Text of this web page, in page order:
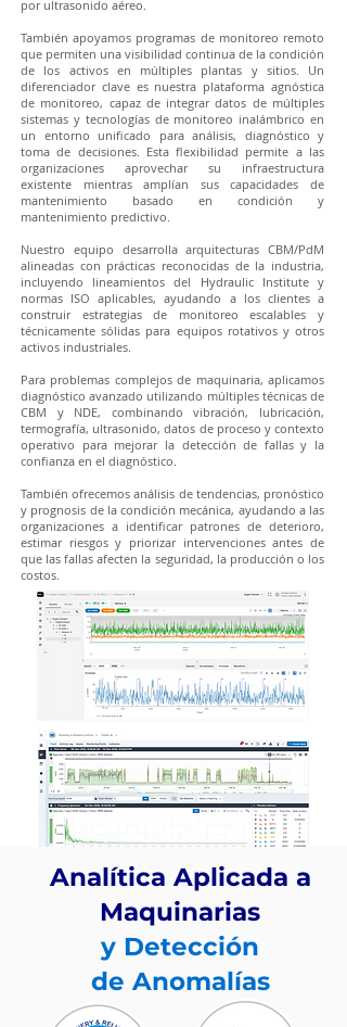
por ultrasonido aéreo.
También apoyamos programas de monitoreo remoto
que permiten una visibilidad continua de la condición
de los activos en múltiples plantas y sitios. Un
diferenciador clave es nuestra plataforma agnóstica
de monitoreo, capaz de integrar datos de múltiples
sistemas y tecnologías de monitoreo inalámbrico en
un entorno unificado para análisis, diagnóstico y
toma de decisiones. Esta flexibilidad permite a las
organizaciones aprovechar su infraestructura
existente mientras amplían sus capacidades de
mantenimiento basado en condición y
mantenimiento predictivo.
Nuestro equipo desarrolla arquitecturas CBM/PdM
alineadas con prácticas reconocidas de la industria,
incluyendo lineamientos del Hydraulic Institute y
normas ISO aplicables, ayudando a los clientes a
construir estrategias de monitoreo escalables y
técnicamente sólidas para equipos rotativos y otros
activos industriales.
Para problemas complejos de maquinaria, aplicamos
diagnóstico avanzado utilizando múltiples técnicas de
CBM y NDE, combinando vibración, lubricación,
termografía, ultrasonido, datos de proceso y contexto
operativo para mejorar la detección de fallas y la
confianza en el diagnóstico.
También ofrecemos análisis de tendencias, pronóstico
y prognosis de la condición mecánica, ayudando a las
organizaciones a identificar patrones de deterioro,
estimar riesgos y priorizar intervenciones antes de
que las fallas afecten la seguridad, la producción o los
costos.
Servicios Típicos
Incluidos:
Análisis de datos de monitoreo de condición
Análisis de vibraciones básico y avanzado
Análisis de lubricantes y tribología
Analítica Aplicada a
Maquinarias
y Detección
de Anomalías